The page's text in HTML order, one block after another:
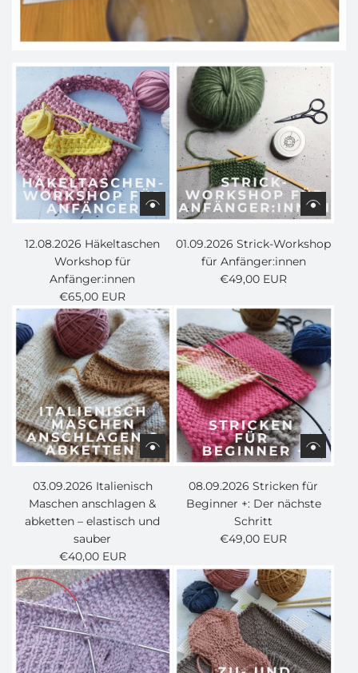
12.08.2026 Häkeltaschen
Workshop für
Anfänger:innen
€65,00 EUR
01.09.2026 Strick-Workshop
für Anfänger:innen
€49,00 EUR
03.09.2026 Italienisch
Maschen anschlagen &
abketten – elastisch und
sauber
€40,00 EUR
08.09.2026 Stricken für
Beginner +: Der nächste
Schritt
€49,00 EUR